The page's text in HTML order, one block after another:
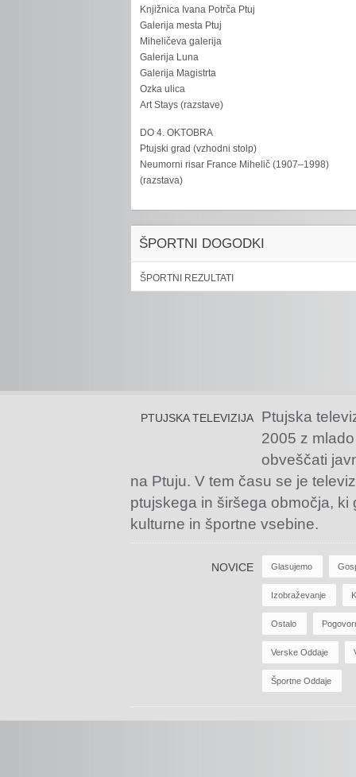
Knjižnica Ivana Potrča Ptuj
Galerija mesta Ptuj
Miheličeva galerija
Galerija Luna
Galerija Magistrta
Ozka ulica
Art Stays (razstave)
DO 4. OKTOBRA
Ptujski grad (vzhodni stolp)
Neumorni risar France Mihelič (1907–1998)
(razstava)
ŠPORTNI DOGODKI
ŠPORTNI REZULTATI
PTUJSKA TELEVIZIJA
Ptujska
2005 z
obveščati
na Ptuju. V tem času se je
ptujskega in širšega območja,
kulturne in športne vsebine.
NOVICE Glasujemo
Izobraževanje
Ostalo
Verske Oddaje
Športne Oddaje